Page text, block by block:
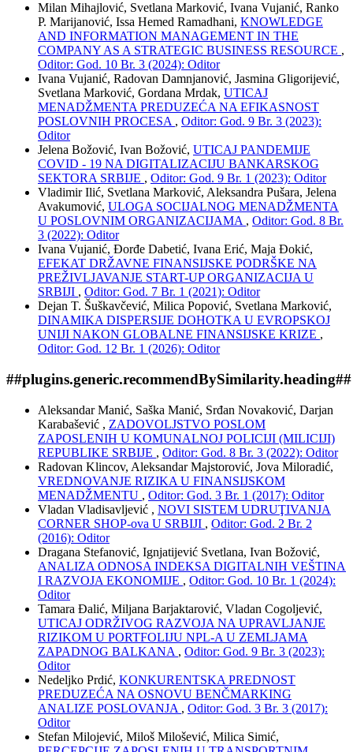
Milan Mihajlović, Svetlana Marković, Ivana Vujanić, Ranko
P. Marijanović, Issa Hemed Ramadhani, KNOWLEDGE
AND INFORMATION MANAGEMENT IN THE
COMPANY AS A STRATEGIC BUSINESS RESOURCE ,
Oditor: God. 10 Br. 3 (2024): Oditor
Ivana Vujanić, Radovan Damnjanović, Jasmina Gligorijević,
Svetlana Marković, Gordana Mrdak, UTICAJ
MENADŽMENTA PREDUZEĆA NA EFIKASNOST
POSLOVNIH PROCESA , Oditor: God. 9 Br. 3 (2023):
Oditor
Jelena Božović, Ivan Božović, UTICAJ PANDEMIJE
COVID - 19 NA DIGITALIZACIJU BANKARSKOG
SEKTORA SRBIJE , Oditor: God. 9 Br. 1 (2023): Oditor
Vladimir Ilić, Svetlana Marković, Aleksandra Pušara, Jelena
Avakumović, ULOGA SOCIJALNOG MENADŽMENTA
U POSLOVNIM ORGANIZACIJAMA , Oditor: God. 8 Br.
3 (2022): Oditor
Ivana Vujanić, Đorđe Dabetić, Ivana Erić, Maja Đokić,
EFEKAT DRŽAVNE FINANSIJSKE PODRŠKE NA
PREŽIVLJAVANJE START-UP ORGANIZACIJA U
SRBIJI , Oditor: God. 7 Br. 1 (2021): Oditor
Dejan T. Šuškavčević, Milica Popović, Svetlana Marković,
DINAMIKA DISPERSIJE DOHOTKA U EVROPSKOJ
UNIJI NAKON GLOBALNE FINANSIJSKE KRIZE ,
Oditor: God. 12 Br. 1 (2026): Oditor
##plugins.generic.recommendBySimilarity.heading##
Aleksandar Manić, Saška Manić, Srđan Novaković, Darjan
Karabašević , ZADOVOLJSTVO POSLOM
ZAPOSLENIH U KOMUNALNOJ POLICIJI (MILICIJI)
REPUBLIKE SRBIJE , Oditor: God. 8 Br. 3 (2022): Oditor
Radovan Klincov, Aleksandar Majstorović, Jova Miloradić,
VREDNOVANJE RIZIKA U FINANSIJSKOM
MENADŽMENTU , Oditor: God. 3 Br. 1 (2017): Oditor
Vladan Vladisavljević , NOVI SISTEM UDRUŢIVANJA
CORNER SHOP-ova U SRBIJI , Oditor: God. 2 Br. 2
(2016): Oditor
Dragana Stefanović, Ignjatijević Svetlana, Ivan Božović,
ANALIZA ODNOSA INDEKSA DIGITALNIH VEŠTINA
I RAZVOJA EKONOMIJE , Oditor: God. 10 Br. 1 (2024):
Oditor
Tamara Đalić, Miljana Barjaktarović, Vladan Cogoljević,
UTICAJ ODRŽIVOG RAZVOJA NA UPRAVLJANJE
RIZIKOM U PORTFOLIJU NPL-A U ZEMLJAMA
ZAPADNOG BALKANA , Oditor: God. 9 Br. 3 (2023):
Oditor
Nedeljko Prdić, KONKURENTSKA PREDNOST
PREDUZEĆA NA OSNOVU BENČMARKING
ANALIZE POSLOVANJA , Oditor: God. 3 Br. 3 (2017):
Oditor
Stefan Milojević, Miloš Milošević, Milica Simić,